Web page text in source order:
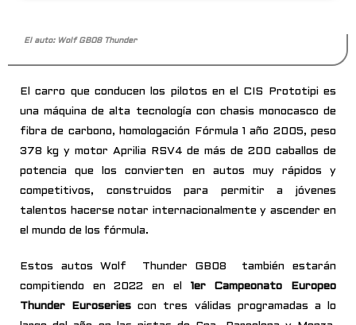
El auto: Wolf GB08 Thunder
El carro que conducen los pilotos en el CIS Prototipi es
una máquina de alta tecnología con chasis monocasco de
fibra de carbono, homologación Fórmula 1 año 2005, peso
378 kg y motor Aprilia RSV4 de más de 200 caballos de
potencia que los convierten en autos muy rápidos y
competitivos, construidos para permitir a jóvenes
talentos hacerse notar internacionalmente y ascender en
el mundo de los fórmula.
Estos autos Wolf Thunder GB08 también estarán
compitiendo en 2022 en el
1er Campeonato Europeo
Thunder Euroseriescon tres válidas programadas a lo